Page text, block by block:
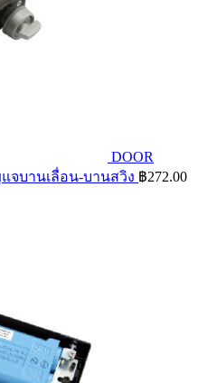
DOOR
แจบานเลื่อน-บานสวิง ฿272.00